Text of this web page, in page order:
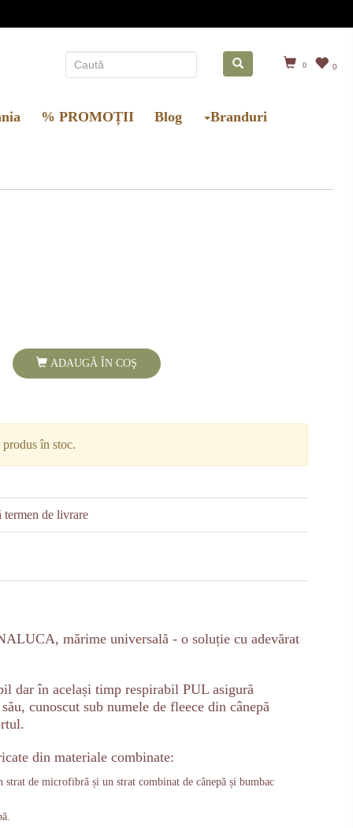
0
0
% PROMOȚII Blog Branduri
ADAUGĂ ÎN COŞ
produs în stoc.
termen de livrare
mărime universală - o soluție cu adevărat
dar în același timp respirabil PUL asigură
cunoscut sub numele de fleece din cânepă
din materiale combinate:
de microfibră și un strat combinat de cânepă și bumbac